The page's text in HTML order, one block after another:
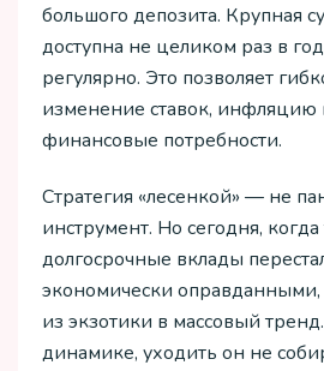
большого депозита. Крупная
доступна не целиком раз в
регулярно. Это позволяет
изменение ставок, инфляцию
финансовые потребности.
Стратегия «лесенкой» — не
инструмент. Но сегодня,
долгосрочные вклады
экономически
из экзотики в массовый
динамике, уходить он не